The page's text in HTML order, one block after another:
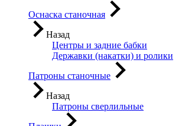
Оснаска станочная
Назад
Центры и задние бабки
Державки (накатки) и ролики
Патроны станочные
Назад
Патроны сверлильные